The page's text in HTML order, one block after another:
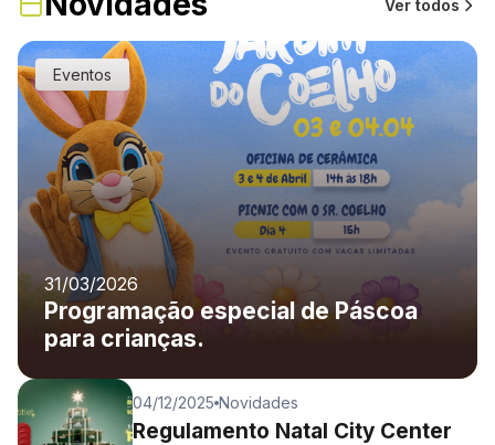
WhatsApp
Turismo Lojas
Ver todos
Eventos
31/03/2026
Programação especial de Páscoa
para crianças.
04/12/2025 Novidades
Regulamento Natal City Center